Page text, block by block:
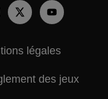
légales
des jeux